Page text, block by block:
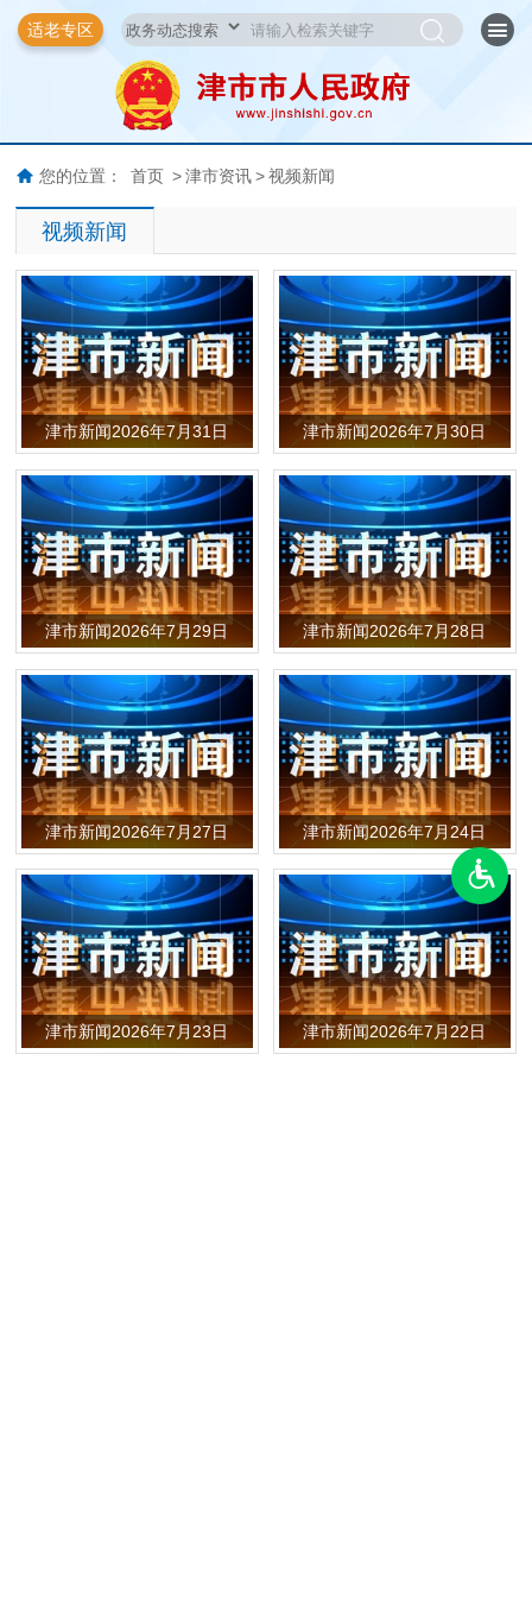
适老专区
您的位置： 首页 > 津市资讯 > 视频新闻
视频新闻
津市新闻2026年7月31日 津市新闻2026年7月30日
津市新闻2026年7月29日 津市新闻2026年7月28日
津市新闻2026年7月27日 津市新闻2026年7月24日
津市新闻2026年7月23日 津市新闻2026年7月22日